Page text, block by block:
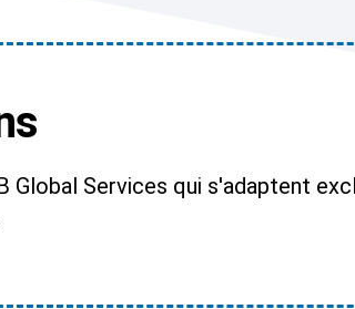
Global Services qui s'adaptent